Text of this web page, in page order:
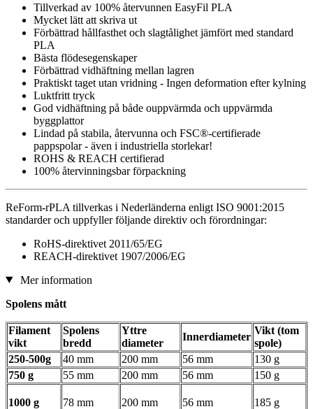
Tillverkad av 100% återvunnen EasyFil PLA
Mycket lätt att skriva ut
Förbättrad hållfasthet och slagtålighet jämfört med standard
PLA
Bästa flödesegenskaper
Förbättrad vidhäftning mellan lagren
Praktiskt taget utan vridning - Ingen deformation efter kylning
Luktfritt tryck
God vidhäftning på både ouppvärmda och uppvärmda
byggplattor
Lindad på stabila, återvunna och FSC®-certifierade
pappspolar - även i industriella storlekar!
ROHS & REACH certifierad
100% återvinningsbar förpackning
ReForm-rPLA tillverkas i Nederländerna enligt ISO 9001:2015
standarder och uppfyller följande direktiv och förordningar:
RoHS-direktivet 2011/65/EG
REACH-direktivet 1907/2006/EG
Mer information
Spolens mått
Filament
vikt
Spolens
bredd
Yttre
diameter
Innerdiameter
Vikt (tom
spole)
250-500g
40 mm 200 mm 56 mm
130 g
750 g
55 mm 200 mm 56 mm 150 g
1000 g 78 mm 200 mm 56 mm 185 g